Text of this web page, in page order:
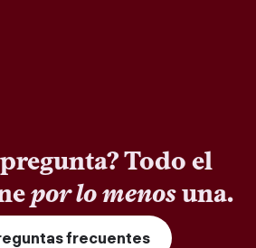
Todo el
por lo menosuna.
frecuentes